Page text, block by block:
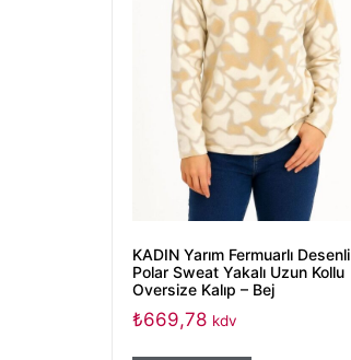
KADIN Yarım Fermuarlı Desenli
Polar Sweat Yakalı Uzun Kollu
Oversize Kalıp – Bej
₺669,78 kdv